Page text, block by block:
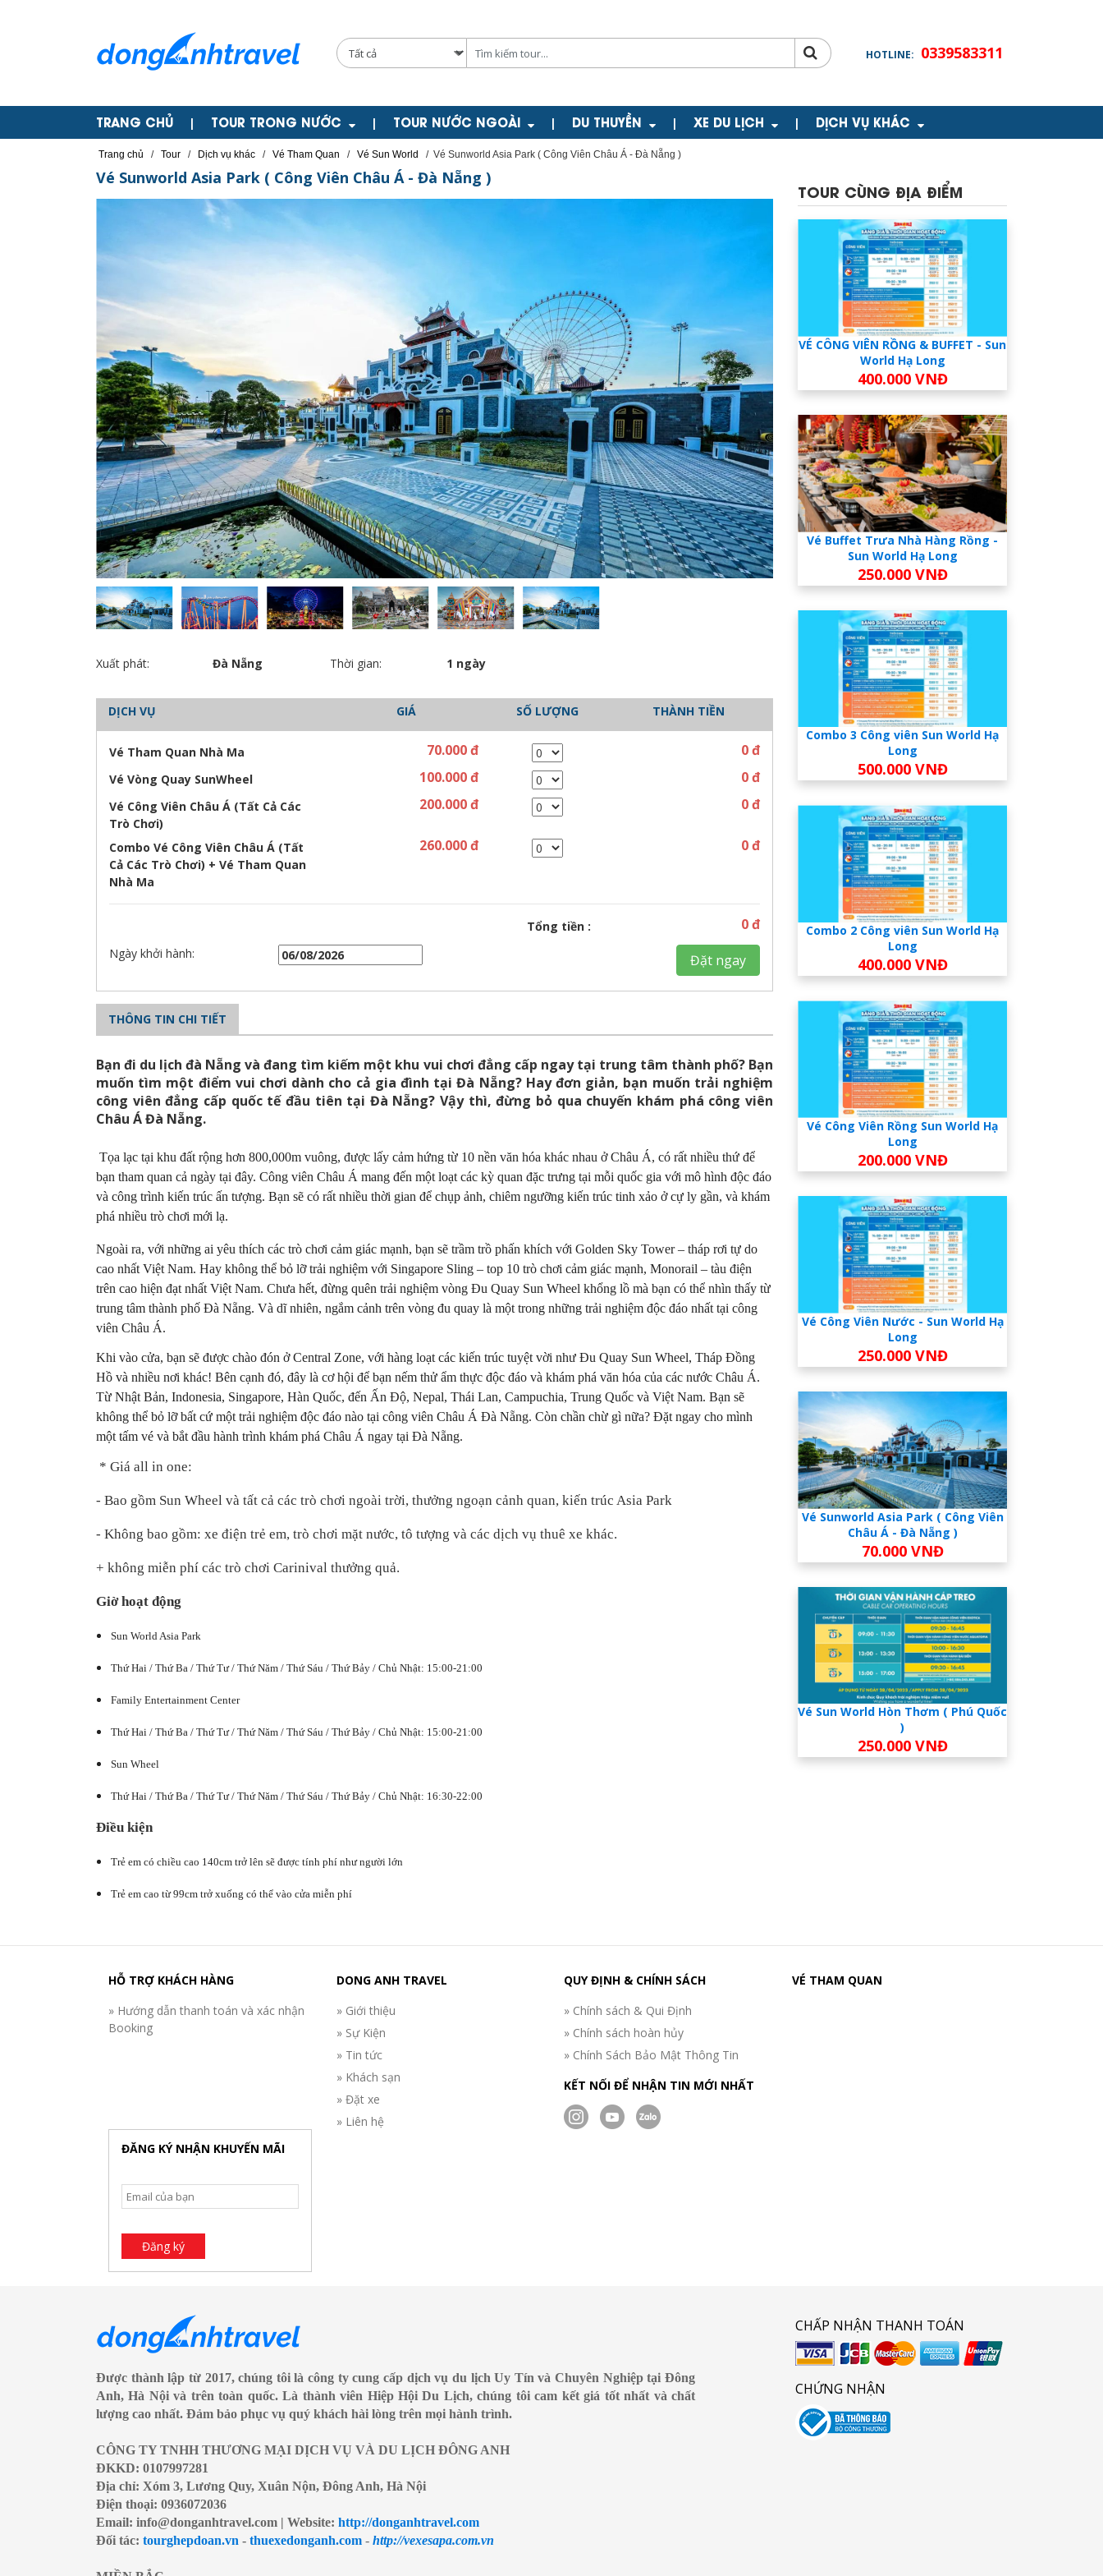
HOTLINE: 0339583311
TRANG CHỦ | TOUR TRONG NƯỚC | TOUR NƯỚC NGOÀI | DU THUYỀN | XE DU LỊCH | DỊCH VỤ KHÁC
Trang chủ / Tour / Dịch vụ khác / Vé Tham Quan / Vé Sun World / Vé Sunworld Asia Park ( Công Viên Châu Á - Đà Nẵng )
Vé Sunworld Asia Park ( Công Viên Châu Á - Đà Nẵng )
Xuất phát: Đà Nẵng Thời gian: 1 ngày
DỊCH VỤ GIÁ SỐ LƯỢNG THÀNH TIỀN
Vé Tham Quan Nhà Ma 70.000 đ 0đ
Vé Vòng Quay SunWheel 100.000 đ 0đ
Vé Công Viên Châu Á (Tất Cả Các
Trò Chơi)
200.000 đ 0đ
Combo Vé Công Viên Châu Á (Tất
Cả Các Trò Chơi) + Vé Tham Quan
Nhà Ma
260.000 đ 0đ
Tổng tiền : 0đ
Ngày khởi hành: Đặt ngay
THÔNG TIN CHI TIẾT
Bạn đi du lịch đà Nẵng và đang tìm kiếm một khu vui chơi đẳng cấp ngay tại trung tâm thành phố? Bạn
muốn tìm một điểm vui chơi dành cho cả gia đình tại Đà Nẵng? Hay đơn giản, bạn muốn trải nghiệm
công viên đẳng cấp quốc tế đầu tiên tại Đà Nẵng? Vậy thì, đừng bỏ qua chuyến khám phá công viên
Châu Á Đà Nẵng.
Tọa lạc tại khu đất rộng hơn 800,000m vuông, được lấy cảm hứng từ 10 nền văn hóa khác nhau ở Châu Á, có rất nhiều thứ để
bạn tham quan cả ngày tại đây. Công viên Châu Á mang đến một loạt các kỳ quan đặc trưng tại mỗi quốc gia với mô hình độc đáo
và công trình kiến trúc ấn tượng. Bạn sẽ có rất nhiều thời gian để chụp ảnh, chiêm ngưỡng kiến trúc tinh xảo ở cự ly gần, và khám
phá nhiều trò chơi mới lạ.
Ngoài ra, với những ai yêu thích các trò chơi cảm giác mạnh, bạn sẽ trầm trồ phấn khích với Golden Sky Tower – tháp rơi tự do
cao nhất Việt Nam. Hay không thể bỏ lỡ trải nghiệm với Singapore Sling – top 10 trò chơi cảm giác mạnh, Monorail – tàu điện
trên cao hiện đạt nhất Việt Nam. Chưa hết, đừng quên trải nghiệm vòng Đu Quay Sun Wheel khổng lồ mà bạn có thể nhìn thấy từ
trung tâm thành phố Đà Nẵng. Và dĩ nhiên, ngắm cảnh trên vòng đu quay là một trong những trải nghiệm độc đáo nhất tại công
viên Châu Á.
Khi vào cửa, bạn sẽ được chào đón ở Central Zone, với hàng loạt các kiến trúc tuyệt vời như Đu Quay Sun Wheel, Tháp Đồng
Hồ và nhiều nơi khác! Bên cạnh đó, đây là cơ hội để bạn nếm thử ẩm thực độc đáo và khám phá văn hóa của các nước Châu Á.
Từ Nhật Bản, Indonesia, Singapore, Hàn Quốc, đến Ấn Độ, Nepal, Thái Lan, Campuchia, Trung Quốc và Việt Nam. Bạn sẽ
không thể bỏ lỡ bất cứ một trải nghiệm độc đáo nào tại công viên Châu Á Đà Nẵng. Còn chần chừ gì nữa? Đặt ngay cho mình
một tấm vé và bắt đầu hành trình khám phá Châu Á ngay tại Đà Nẵng.
* Giá all in one:
- Bao gồm Sun Wheel và tất cả các trò chơi ngoài trời, thưởng ngoạn cảnh quan, kiến trúc Asia Park
- Không bao gồm: xe điện trẻ em, trò chơi mặt nước, tô tượng và các dịch vụ thuê xe khác.
+ không miễn phí các trò chơi Carinival thưởng quả.
Giờ hoạt động
Sun World Asia Park
Thứ Hai / Thứ Ba / Thứ Tư / Thứ Năm / Thứ Sáu / Thứ Bảy / Chủ Nhật: 15:00-21:00
Family Entertainment Center
Thứ Hai / Thứ Ba / Thứ Tư / Thứ Năm / Thứ Sáu / Thứ Bảy / Chủ Nhật: 15:00-21:00
Sun Wheel
Thứ Hai / Thứ Ba / Thứ Tư / Thứ Năm / Thứ Sáu / Thứ Bảy / Chủ Nhật: 16:30-22:00
Điều kiện
Trẻ em có chiều cao 140cm trở lên sẽ được tính phí như người lớn
Trẻ em cao từ 99cm trở xuống có thể vào cửa miễn phí
TOUR CÙNG ĐỊA ĐIỂM
VÉ CÔNG VIÊN RỒNG & BUFFET - Sun
World Hạ Long
400.000 VNĐ
Vé Buffet Trưa Nhà Hàng Rồng -
Sun World Hạ Long
250.000 VNĐ
Combo 3 Công viên Sun World Hạ
Long
500.000 VNĐ
Combo 2 Công viên Sun World Hạ
Long
400.000 VNĐ
Vé Công Viên Rồng Sun World Hạ
Long
200.000 VNĐ
Vé Công Viên Nước - Sun World Hạ
Long
250.000 VNĐ
Vé Sunworld Asia Park ( Công Viên
Châu Á - Đà Nẵng )
70.000 VNĐ
Vé Sun World Hòn Thơm ( Phú Quốc
)
250.000 VNĐ
HỖ TRỢ KHÁCH HÀNG
» Hướng dẫn thanh toán và xác nhận
Booking
DONG ANH TRAVEL
» Giới thiệu
» Sự Kiện
» Tin tức
» Khách sạn
» Đặt xe
» Liên hệ
QUY ĐỊNH & CHÍNH SÁCH
» Chính sách & Qui Định
» Chính sách hoàn hủy
» Chính Sách Bảo Mật Thông Tin
KẾT NỐI ĐỂ NHẬN TIN MỚI NHẤT
VÉ THAM QUAN
ĐĂNG KÝ NHẬN KHUYẾN MÃI
Đăng ký
Được thành lập từ 2017, chúng tôi là công ty cung cấp dịch vụ du lịch Uy Tín và Chuyên Nghiệp tại Đông
Anh, Hà Nội và trên toàn quốc. Là thành viên Hiệp Hội Du Lịch, chúng tôi cam kết giá tốt nhất và chất
lượng cao nhất. Đảm bảo phục vụ quý khách hài lòng trên mọi hành trình.
CÔNG TY TNHH THƯƠNG MẠI DỊCH VỤ VÀ DU LỊCH ĐÔNG ANH
ĐKKD: 0107997281
Địa chỉ: Xóm 3, Lương Quy, Xuân Nộn, Đông Anh, Hà Nội
Điện thoại: 0936072036
Email: info@donganhtravel.com | Website: http://donganhtravel.com
Đối tác: tourghepdoan.vn - thuexedonganh.com - http://vexesapa.com.vn
CHẤP NHẬN THANH TOÁN
CHỨNG NHẬN